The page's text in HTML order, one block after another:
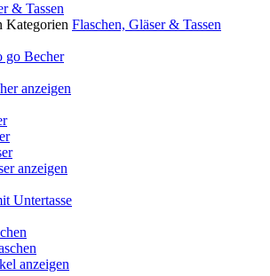
& Tassen
Kategorien Flaschen, Gläser & Tassen
go Becher
anzeigen
anzeigen
Untertasse
anzeigen